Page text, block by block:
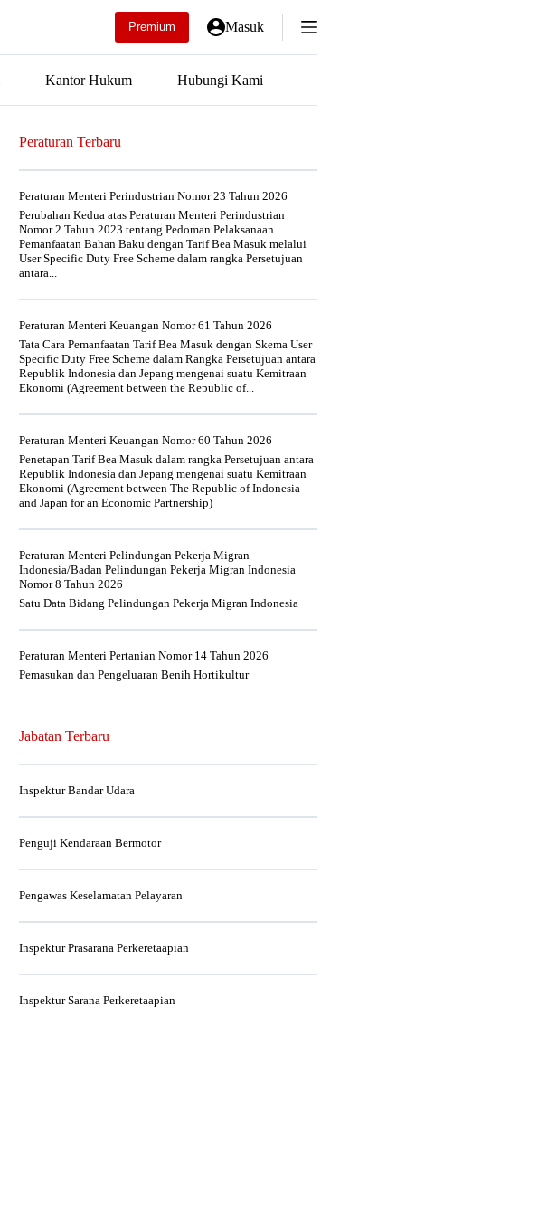
Premium Masuk
Kantor Hukum Hubungi Kami
Peraturan Terbaru
Peraturan Menteri Perindustrian Nomor 23 Tahun 2026
Perubahan Kedua atas Peraturan Menteri Perindustrian
Nomor 2 Tahun 2023 tentang Pedoman Pelaksanaan
Pemanfaatan Bahan Baku dengan Tarif Bea Masuk melalui
User Specific Duty Free Scheme dalam rangka Persetujuan
antara...
Peraturan Menteri Keuangan Nomor 61 Tahun 2026
Tata Cara Pemanfaatan Tarif Bea Masuk dengan Skema User
Specific Duty Free Scheme dalam Rangka Persetujuan antara
Republik Indonesia dan Jepang mengenai suatu Kemitraan
Ekonomi (Agreement between the Republic of...
Peraturan Menteri Keuangan Nomor 60 Tahun 2026
Penetapan Tarif Bea Masuk dalam rangka Persetujuan antara
Republik Indonesia dan Jepang mengenai suatu Kemitraan
Ekonomi (Agreement between The Republic of Indonesia
and Japan for an Economic Partnership)
Peraturan Menteri Pelindungan Pekerja Migran
Indonesia/Badan Pelindungan Pekerja Migran Indonesia
Nomor 8 Tahun 2026
Satu Data Bidang Pelindungan Pekerja Migran Indonesia
Peraturan Menteri Pertanian Nomor 14 Tahun 2026
Pemasukan dan Pengeluaran Benih Hortikultur
Jabatan Terbaru
Inspektur Bandar Udara
Penguji Kendaraan Bermotor
Pengawas Keselamatan Pelayaran
Inspektur Prasarana Perkeretaapian
Inspektur Sarana Perkeretaapian